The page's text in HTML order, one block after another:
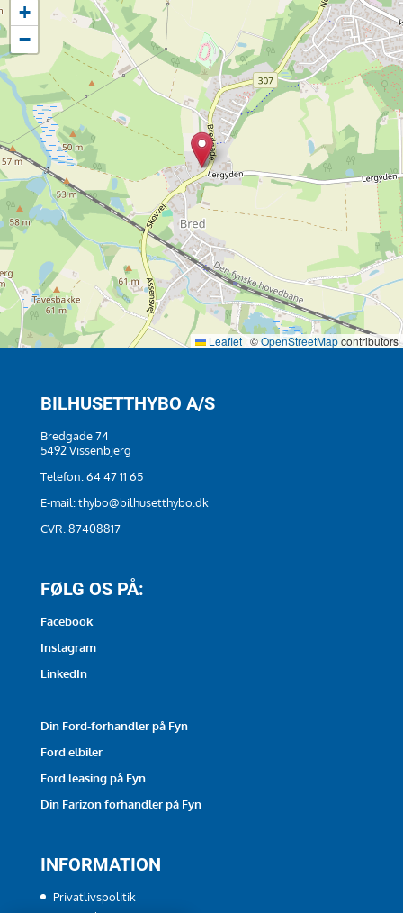
+
−
Leaflet | ©OpenStreetMapcontributors
BILHUSETTHYBO A/S
Bredgade 74
5492 Vissenbjerg
Telefon:64 47 11 65
E-mail:thybo@bilhusetthybo.dk
CVR. 87408817
FØLG OS PÅ:
Facebook
Instagram
LinkedIn
Din Ford-forhandler på Fyn
Ford elbiler
Ford leasing på Fyn
Din Farizon forhandler på Fyn
INFORMATION
Privatlivspolitik